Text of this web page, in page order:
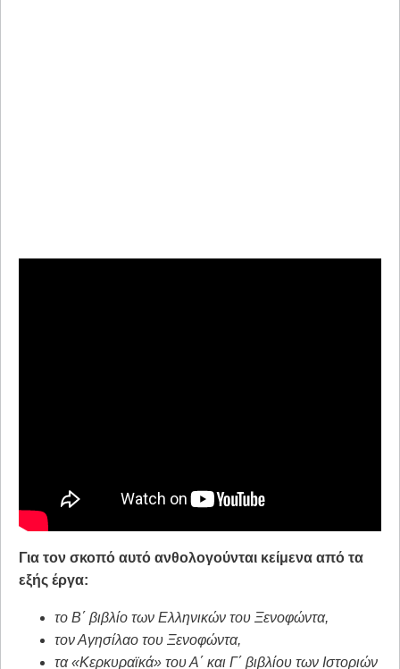
Για τον σκοπό αυτό ανθολογούνται κείμενα από τα
εξής έργα:
το Β΄ βιβλίο των Ελληνικών του Ξενοφώντα,
τον Αγησίλαο του Ξενοφώντα,
τα «Κερκυραϊκά» του Α΄ και Γ΄ βιβλίου των Ιστοριών